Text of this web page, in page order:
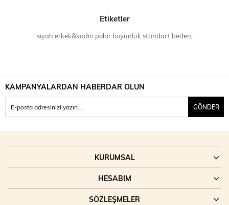
Etiketler
siyah erkek&kadın polar boyunluk standart beden
KAMPANYALARDAN HABERDAR OLUN
GÖNDER
KURUMSAL
HESABIM
SÖZLEŞMELER